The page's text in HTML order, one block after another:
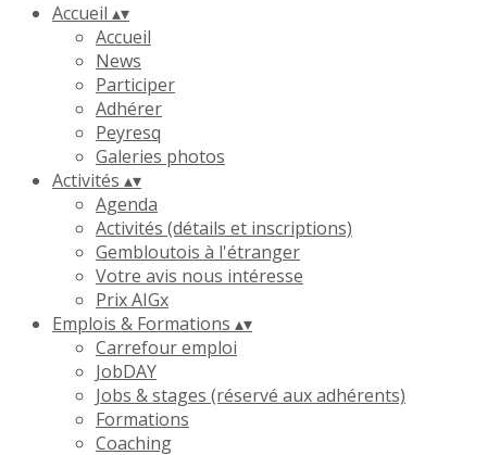
Accueil ▴▾
Accueil
News
Participer
Adhérer
Peyresq
Galeries photos
Activités ▴▾
Agenda
Activités (détails et inscriptions)
Gembloutois à l'étranger
Votre avis nous intéresse
Prix AIGx
Emplois & Formations ▴▾
Carrefour emploi
JobDAY
Jobs & stages (réservé aux adhérents)
Formations
Coaching